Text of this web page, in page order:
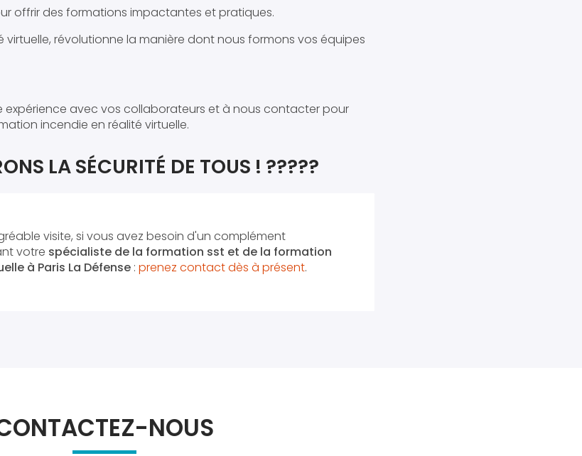
offrir des formations impactantes et pratiques.
virtuelle, révolutionne la manière dont nous formons vos équipes
expérience avec vos collaborateurs et à nous contacter pour
incendie en réalité virtuelle.
LA SÉCURITÉ DE TOUS ! ??‍??‍?
visite, si vous avez besoin d'un complément
votre spécialiste de la formation sst et de la formation
à Paris La Défense : prenez contact dès à présent.
NOUS